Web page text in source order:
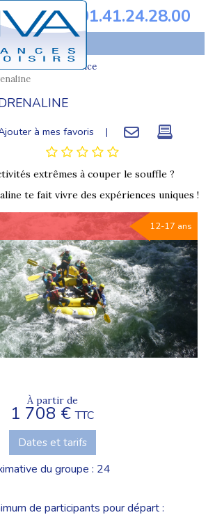
01.41.24.28.00
de vacances france
à mes favoris |
extrêmes à couper le souffle ?
te fait vivre des expériences uniques !
12-17 ans
À partir de
1 708 €TTC
Dates et tarifs
du groupe : 24
de participants pour départ :